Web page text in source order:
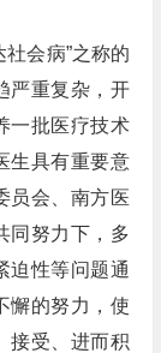
会病”之称的
严重复杂，开
一批医疗技术
生具有重要意
员会、南方医
同努力下，多
迫性等问题通
懈的努力，使
接受、进而积